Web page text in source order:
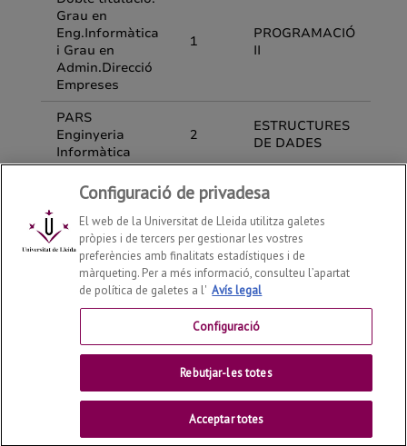
Departament d'Enginyeria Informàtica i Disseny Digital
© | Telf: +34 973 70 27 55
Contactar
Universitat de Lleida
Configuració de privadesa
El web de la Universitat de Lleida utilitza galetes
pròpies i de tercers per gestionar les vostres
preferències amb finalitats estadístiques i de
màrqueting. Per a més informació, consulteu l’apartat
de política de galetes a l' Avís legal
Configuració
Rebutjar-les totes
Acceptar totes